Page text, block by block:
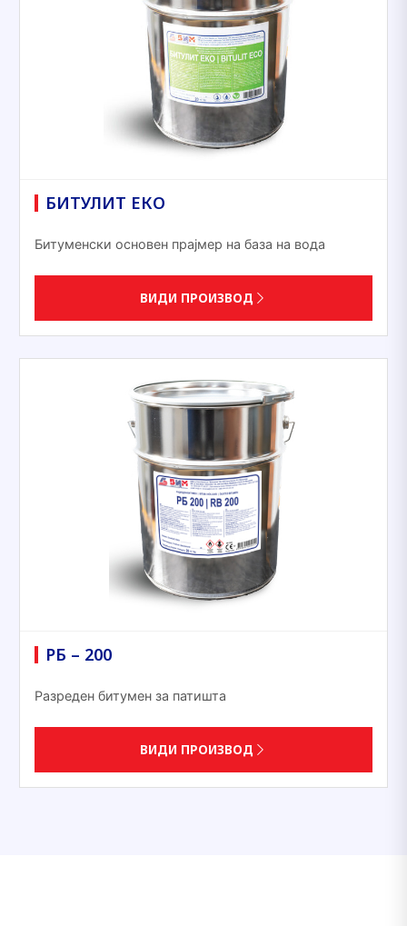
БИТУЛИТ ЕКО
Битуменски основен прајмер на база на вода
ВИДИ ПРОИЗВОД
РБ – 200
Разреден битумен за патишта
ВИДИ ПРОИЗВОД